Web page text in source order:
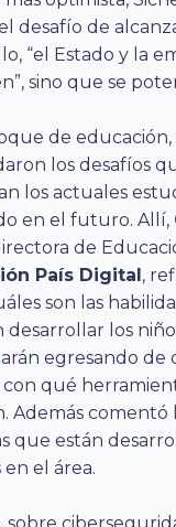
desafío de
“el Estado y la
sino que se
de
los desafíos
los actuales
en el futuro. Allí,
de
País Digital,
son las
desarrollar los
egresando de
con qué
Además comentó
que están
en el área.